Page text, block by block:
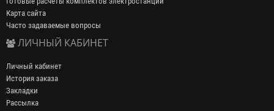
Карта сайта
Часто задаваемые вопросы
ЛИЧНЫЙ КАБИНЕТ
Личный кабинет
История заказа
Закладки
Рассылка